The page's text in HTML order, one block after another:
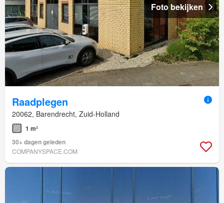
Foto bekijken
Raadplegen
20062, Barendrecht, Zuid-Holland
1 m²
30+ dagen geleden
COMPANYSPACE.COM